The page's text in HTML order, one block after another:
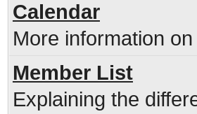
Calendar
More information
Member List
Explaining the